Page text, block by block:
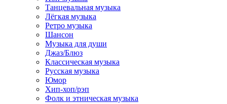
Танцевальная музыка
Лёгкая музыка
Ретро музыка
Шансон
Музыка для души
Джаз/Блюз
Классическая музыка
Русская музыка
Юмор
Хип-хоп/рэп
Фолк и этническая музыка